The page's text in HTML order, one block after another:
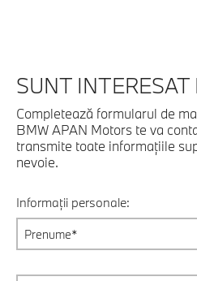
SUNT INTERESAT
Completează formularul de
BMW APAN Motors te va
transmite toate informaţiile
nevoie.
Informații personale: